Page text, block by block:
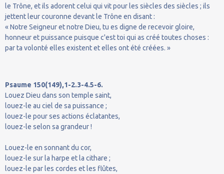
le Trône, et ils adorent celui qui vit pour les siècles des siècles ; ils
jettent leur couronne devant le Trône en disant :
« Notre Seigneur et notre Dieu, tu es digne de recevoir gloire,
honneur et puissance puisque c'est toi qui as créé toutes choses :
par ta volonté elles existent et elles ont été créées. »
Psaume 150(149),1-2.3-4.5-6.
Louez Dieu dans son temple saint,
louez-le au ciel de sa puissance ;
louez-le pour ses actions éclatantes,
louez-le selon sa grandeur !
Louez-le en sonnant du cor,
louez-le sur la harpe et la cithare ;
louez-le par les cordes et les flûtes,